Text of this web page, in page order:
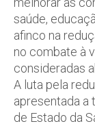
saúde,
afinco na
no combate à
consideradas
A luta pela
apresentada
de Estado da